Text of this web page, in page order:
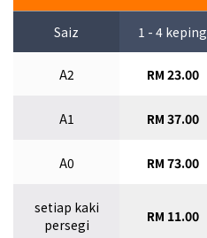
Saiz 1 - 4 keping
A2 RM 23.00
A1 RM 37.00
A0 RM 73.00
setiap kaki
persegi
RM 11.00